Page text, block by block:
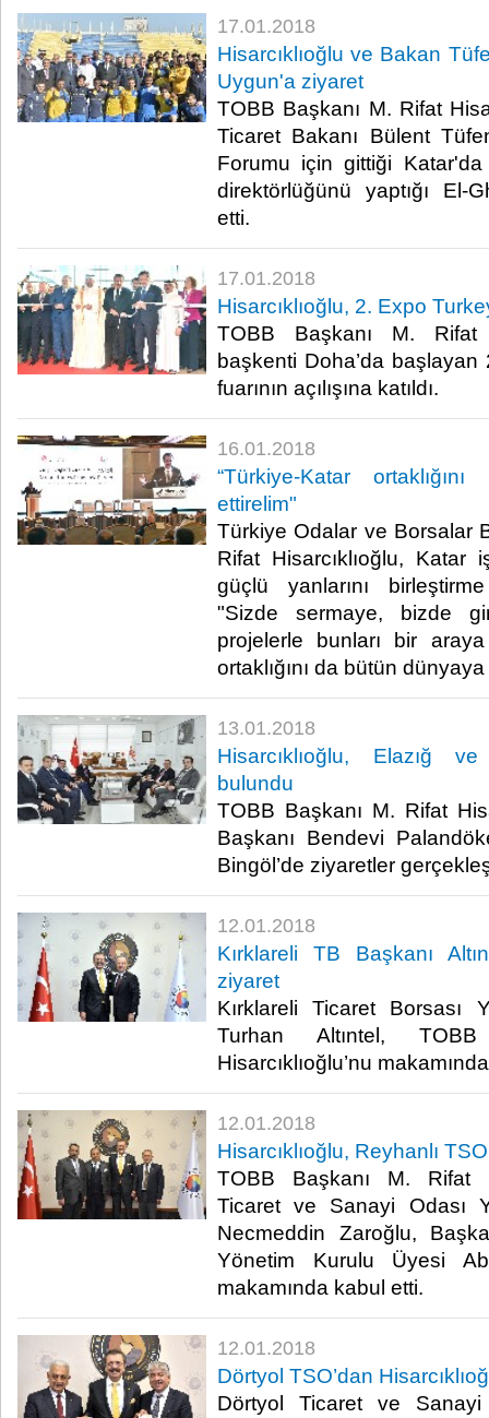
17.01.2018
Hisarcıklıoğlu ve Bakan
Uygun'a ziyaret
TOBB Başkanı M. Rifat
Ticaret Bakanı Bülent
Forumu için gittiği
direktörlüğünü yaptığı El-
etti.​
17.01.2018
Hisarcıklıoğlu, 2. Expo
TOBB Başkanı M. Rifat
başkenti Doha’da
fuarının açılışına katıldı.​
16.01.2018
“Türkiye-Katar
ettirelim"
Türkiye Odalar ve Borsalar
Rifat Hisarcıklıoğlu, Katar
güçlü yanlarını
"Sizde sermaye, bizde
projelerle bunları bir
ortaklığını da bütün
13.01.2018
Hisarcıklıoğlu, Elazığ
bulundu
TOBB Başkanı M. Rifat
Başkanı Bendevi
Bingöl’de ziyaretler
12.01.2018
Kırklareli TB Başkanı
ziyaret
Kırklareli Ticaret Borsası
Turhan Altıntel,
Hisarcıklıoğlu’nu
12.01.2018
Hisarcıklıoğlu, Reyhanlı
TOBB Başkanı M. Rifat
Ticaret ve Sanayi Odası
Necmeddin Zaroğlu,
Yönetim Kurulu Üyesi
makamında kabul etti.​
12.01.2018
Dörtyol TSO’dan
Dörtyol Ticaret ve